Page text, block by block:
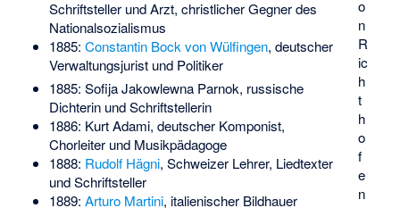
o
n
R
ic
h
t
h
o
f
e
n
Schriftsteller und Arzt, christlicher Gegner des
Nationalsozialismus
1885: Constantin Bock von Wülfingen, deutscher
Verwaltungsjurist und Politiker
1885: Sofija Jakowlewna Parnok, russische
Dichterin und Schriftstellerin
1886: Kurt Adami, deutscher Komponist,
Chorleiter und Musikpädagoge
1888: Rudolf Hägni, Schweizer Lehrer, Liedtexter
und Schriftsteller
1889: Arturo Martini, italienischer Bildhauer